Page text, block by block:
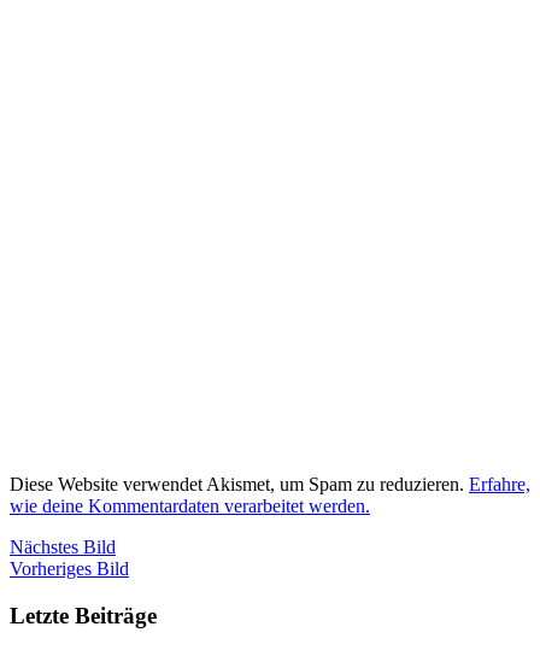
Diese Website verwendet Akismet, um Spam zu reduzieren. Erfahre,
wie deine Kommentardaten verarbeitet werden.
Nächstes Bild
Vorheriges Bild
Letzte Beiträge